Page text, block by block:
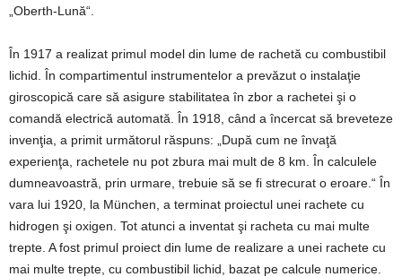
„Oberth-Lună“.
În 1917 a realizat primul model din lume de rachetă cu combustibil
lichid. În compartimentul instrumentelor a prevăzut o instalaţie
giroscopică care să asigure stabilitatea în zbor a rachetei şi o
comandă electrică automată. În 1918, când a încercat să breveteze
invenţia, a primit următorul răspuns: „După cum ne învaţă
experienţa, rachetele nu pot zbura mai mult de 8 km. În calculele
dumneavoastră, prin urmare, trebuie să se fi strecurat o eroare.“ În
vara lui 1920, la München, a terminat proiectul unei rachete cu
hidrogen şi oxigen. Tot atunci a inventat şi racheta cu mai multe
trepte. A fost primul proiect din lume de realizare a unei rachete cu
mai multe trepte, cu combustibil lichid, bazat pe calcule numerice.